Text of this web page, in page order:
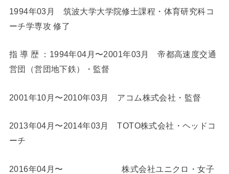
1994年03月 筑波大学大学院修士課程・体育研究科コ
ーチ学専攻 修了
指 導 歴 ：1994年04月〜2001年03月 帝都高速度交通
営団（営団地下鉄）・監督
2001年10月〜2010年03月 アコム株式会社・監督
2013年04月〜2014年03月 TOTO株式会社・ヘッドコ
ーチ
2016年04月〜 株式会社ユニクロ・女子